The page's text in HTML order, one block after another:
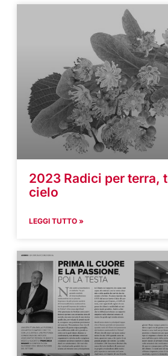
2023 Radici per terra,
cielo
LEGGI TUTTO »